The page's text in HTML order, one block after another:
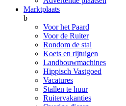
Marktplaats
b
Voor het Paard
Voor de Ruiter
Rondom de stal
Koets en rijtuigen
Landbouwmachines
Hippisch Vastgoed
Vacatures
Stallen te huur
Ruitervakanties